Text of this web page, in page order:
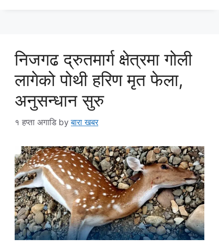
निजगढ द्रुतमार्ग क्षेत्रमा गोली
लागेको पोथी हरिण मृत फेला,
अनुसन्धान सुरु
१ हप्ता अगाडि byबारा खबर